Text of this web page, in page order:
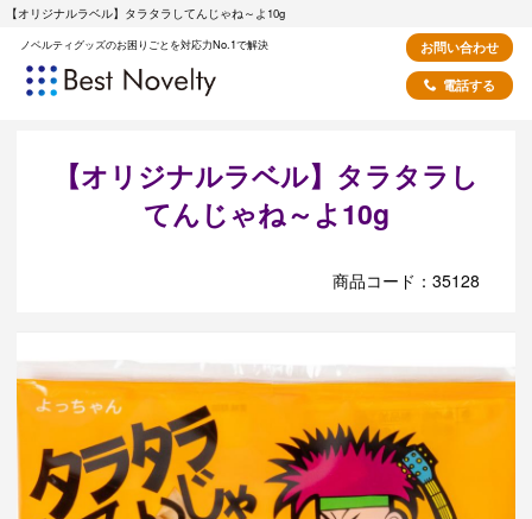
【オリジナルラベル】タラタラしてんじゃね～よ10g
ノベルティグッズのお困りごとを対応力No.1で解決
お問い合わせ
電話する
【オリジナルラベル】タラタラし
てんじゃね～よ10g
商品コード：35128